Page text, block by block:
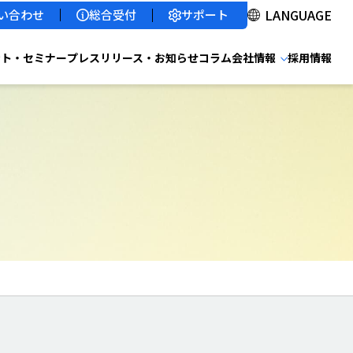
合わせ 総合受付 サポート
・セミナープレスリリース・お知らせコラム会社情報 採用情報